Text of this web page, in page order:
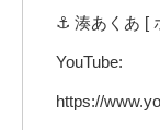
⚓️ 湊あくあ [
YouTube:
https://